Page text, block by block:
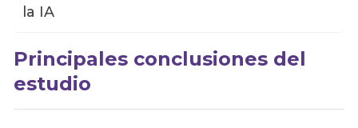
la IA
Principales conclusiones del
estudio